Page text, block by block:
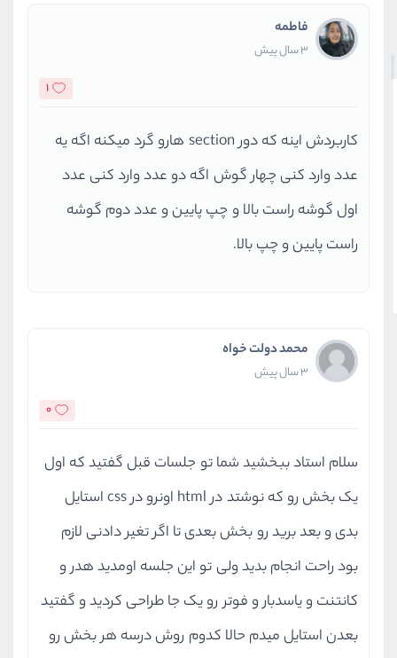
فاطمه
3 سال پیش
1
کاربردش اینه که دور section هارو گرد میکنه اگه یه
عدد وارد کنی چهار گوش اگه دو عدد وارد کنی عدد
اول گوشه راست بالا و چپ پایین و عدد دوم گوشه
راست پایین و چپ بالا.
محمد دولت خواه
3 سال پیش
0
سلام استاد ببخشید شما تو جلسات قبل گفتید که اول
یک بخش رو که نوشتد در html اونرو در css استایل
بدی و بعد برید رو بخش بعدی تا اگر تغیر دادنی لازم
بود راحت انجام بدید ولی تو این جلسه اومدید هدر و
کانتنت و یاسدبار و فوتر رو یک جا طراحی کردید و گفتید
بعدن استایل میدم حالا کدوم روش درسه هر بخش رو